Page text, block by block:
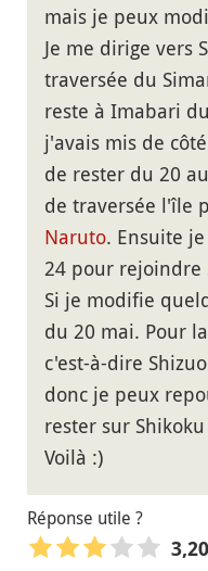
mais je peux
Je me dirige vers
traversée du
reste à Imabari
j'avais mis de
de rester du 20
de traversée l'île
Naruto. Ensuite
24 pour rejoindre
Si je modifie
du 20 mai. Pour
c'est-à-dire
donc je peux
rester sur
Voilà :)
Réponse utile ?
3,20